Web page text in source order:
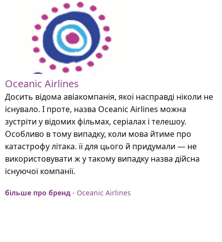
Oceanic Airlines
Досить відома авіакомпанія, якої насправді ніколи не
існувало. І проте, назва Oceanic Airlines можна
зустріти у відомих фільмах, серіалах і телешоу.
Особливо в тому випадку, коли мова йтиме про
катастрофу літака. її для цього й придумали — не
використовувати ж у такому випадку назва дійсна
існуючої компанії.
більше про бренд - Oceanic Airlines